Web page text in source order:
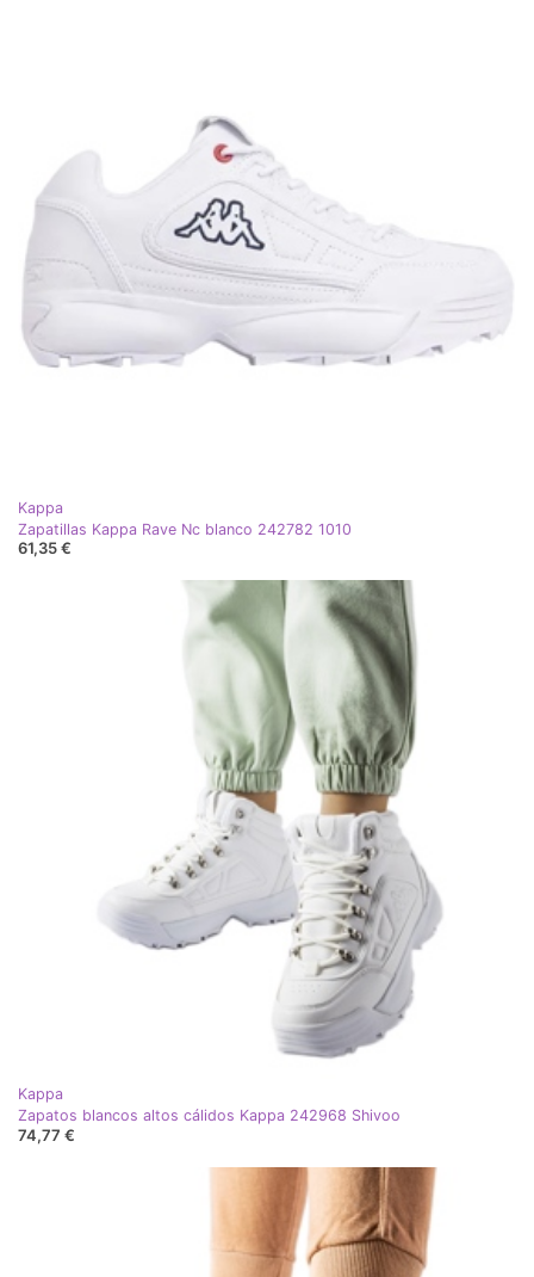
Kappa
Zapatillas Kappa Rave Nc blanco 242782 1010
61,35 €
Kappa
Zapatos blancos altos cálidos Kappa 242968 Shivoo
74,77 €